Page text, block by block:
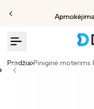
Pradžia Piniginė moterims